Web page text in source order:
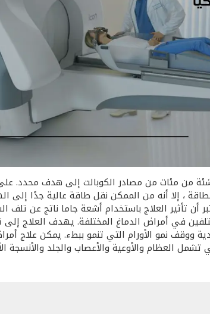
من مئات من مصادر الكوبالت إلى هدف محدد.
، إلا أنه من الممكن نقل طاقة عالية جدًا إلى
أن تأثير العلاج باستخدام أشعة جاما ناتج عن تلف
في أمراض الدماغ المختلفة. يهدف العلاج إلى
ووقف نمو الأورام التي تنمو ببطء. يمكن علاج
تشمل العظام والأوعية والأعصاب والجلد والأنسجة